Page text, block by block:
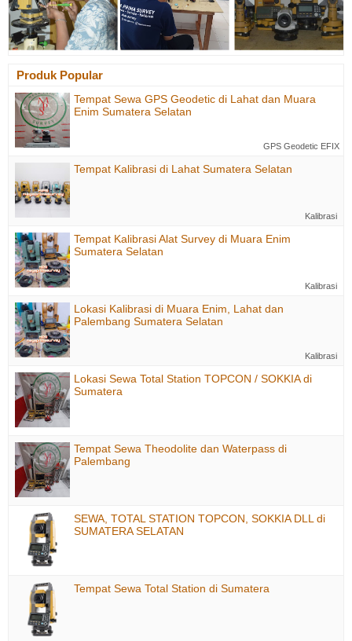
Produk Popular
Tempat Sewa GPS Geodetic di Lahat dan Muara
Enim Sumatera Selatan
GPS Geodetic EFIX
Tempat Kalibrasi di Lahat Sumatera Selatan
Kalibrasi
Tempat Kalibrasi Alat Survey di Muara Enim
Sumatera Selatan
Kalibrasi
Lokasi Kalibrasi di Muara Enim, Lahat dan
Palembang Sumatera Selatan
Kalibrasi
Lokasi Sewa Total Station TOPCON / SOKKIA di
Sumatera
Tempat Sewa Theodolite dan Waterpass di
Palembang
SEWA, TOTAL STATION TOPCON, SOKKIA DLL di
SUMATERA SELATAN
Tempat Sewa Total Station di Sumatera